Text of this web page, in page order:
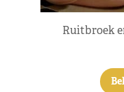
Ruitbroek